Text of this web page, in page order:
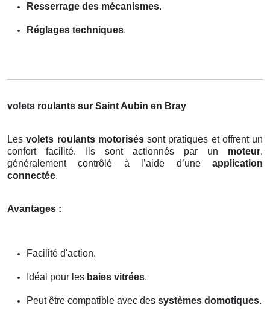
Resserrage des mécanismes.
Réglages techniques.
volets roulants sur Saint Aubin en Bray
Lesvolets roulants motoriséssont pratiques et offrent un
confort facilité. Ils sont actionnés par un moteur,
généralement contrôlé à l’aide d’une application
connectée.
Avantages :
Facilité d'action.
Idéal pour les baies vitrées.
Peut être compatible avec des systèmes domotiques.